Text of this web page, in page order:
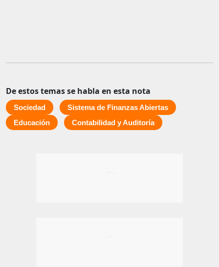
De estos temas se habla en esta nota
Sociedad
Sistema de Finanzas Abiertas
Educación
Contabilidad y Auditoría